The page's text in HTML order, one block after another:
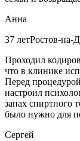
Анна
37 летРостов-на-
Проходил
что в клинике
Перед
настроил
запах спиртного
было нужно для
Сергей